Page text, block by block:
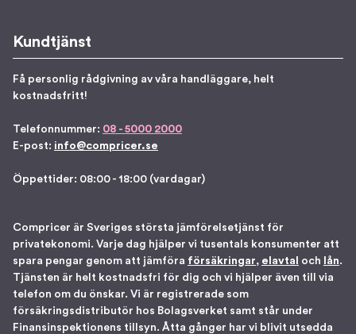
Kundtjänst
Få personlig rådgivning av våra handläggare, helt
kostnadsfritt!
Telefonnummer: 08 - 5000 2000
E-post: info@compricer.se
Öppettider: 08:00 - 18:00 (vardagar)
Compricer är Sveriges största jämförelsetjänst för
privatekonomi. Varje dag hjälper vi tusentals konsumenter att
spara pengar genom att jämföra försäkringar, elavtal och lån.
Tjänsten är helt kostnadsfri för dig och vi hjälper även till via
telefon om du önskar. Vi är registrerade som
försäkringsdistributör hos Bolagsverket samt står under
Finansinspektionens tillsyn. Åtta gånger har vi blivit utsedda